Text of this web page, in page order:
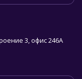
3, офис 246А